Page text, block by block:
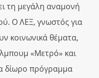
τη μεγάλη αναμονή
Ο ΛΕΞ, γνωστός για
κοινωνικά θέματα,
«Μετρό» και
δίωρο πρόγραμμα